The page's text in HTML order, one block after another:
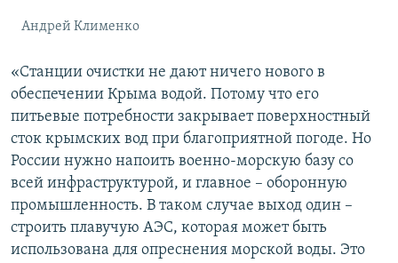
Андрей Клименко
«Станции очистки не дают ничего нового в
обеспечении Крыма водой. Потому что его
питьевые потребности закрывает поверхностный
сток крымских вод при благоприятной погоде. Но
России нужно напоить военно-морскую базу со
всей инфраструктурой, и главное – оборонную
промышленность. В таком случае выход один –
строить плавучую АЭС, которая может быть
использована для опреснения морской воды. Это